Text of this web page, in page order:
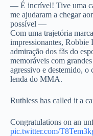
— É incrível! Tive uma
me ajudaram a chegar
possível —
Com uma trajetória
impressionantes, Robbie
admiração dos fãs do
memoráveis com
agressivo e destemido, o
lenda do MMA.
Ruthless has called it a
Congratulations on an
pic.twitter.com/